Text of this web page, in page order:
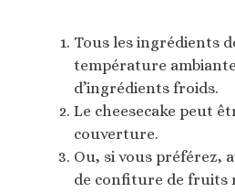
Tous les ingrédients
température
d’ingrédients froids.
Le cheesecake peut
couverture.
Ou, si vous préférez,
de confiture de fruits